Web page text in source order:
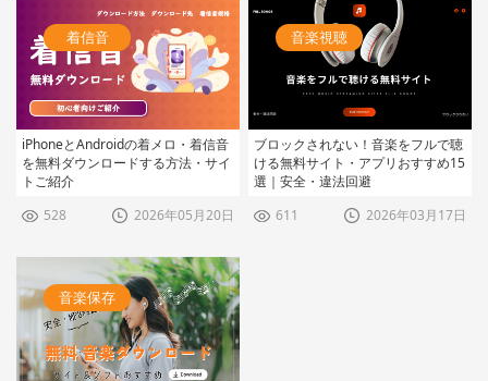
着信音
iPhoneとAndroidの着メロ・着信音
を無料ダウンロードする方法・サイ
トご紹介
528
2026年05月20日
音楽視聴
ブロックされない！音楽をフルで聴
ける無料サイト・アプリおすすめ15
選｜安全・違法回避
611
2026年03月17日
音楽保存